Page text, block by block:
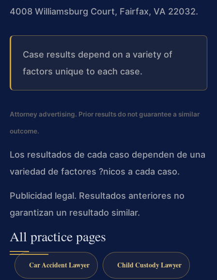
4008 Williamsburg Court, Fairfax, VA 22032.
Case results depend on a variety of
factors unique to each case.
Attorney advertising. Prior results do not guarantee a similar
outcome.
Los resultados de cada caso dependen de una
variedad de factores ?nicos a cada caso.
Publicidad legal. Resultados anteriores no
garantizan un resultado similar.
All practice pages
Car Accident Lawyer Child Custody Lawyer